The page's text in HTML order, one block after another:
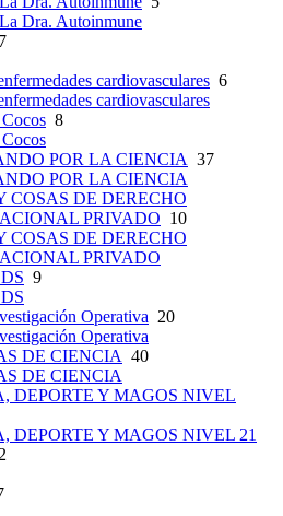
Dra. Autoinmune
cardiovasculares 6
cardiovasculares
8
POR LA CIENCIA 37
POR LA CIENCIA
COSAS DE DERECHO
PRIVADO 10
COSAS DE DERECHO
PRIVADO
9
Operativa 20
Operativa
DE CIENCIA 40
DE CIENCIA
DEPORTE Y MAGOS NIVEL
DEPORTE Y MAGOS NIVEL 21